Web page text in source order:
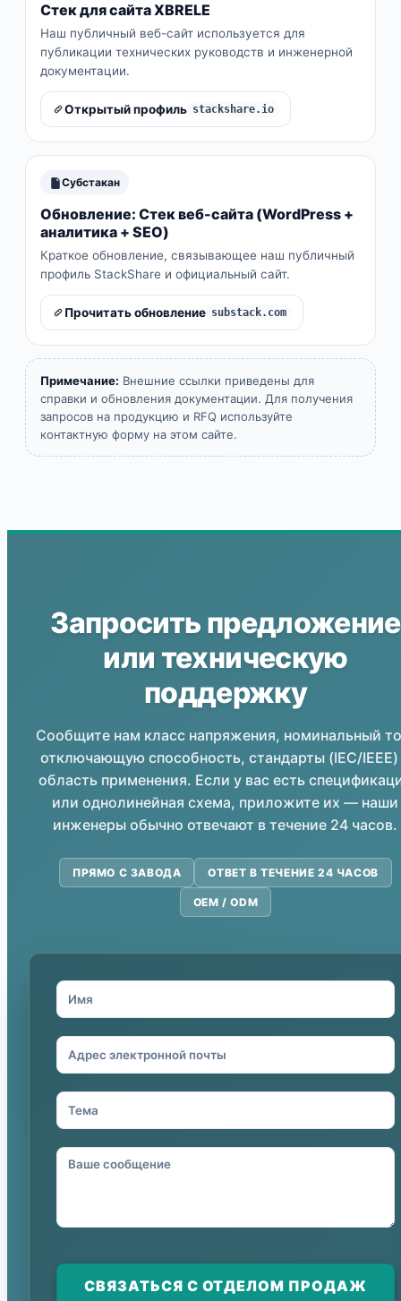
Стек для сайта XBRELE
Наш публичный веб-сайт используется для
публикации технических руководств и инженерной
документации.
Открытый профиль stackshare.io
Субстакан
Обновление: Стек веб-сайта (WordPress +
аналитика + SEO)
Краткое обновление, связывающее наш публичный
профиль StackShare и официальный сайт.
Прочитать обновление substack.com
Примечание: Внешние ссылки приведены для
справки и обновления документации. Для получения
запросов на продукцию и RFQ используйте
контактную форму на этом сайте.
Запросить предложение
или техническую
поддержку
Сообщите нам класс напряжения, номинальный
отключающую способность, стандарты (IEC/
область применения. Если у вас есть
или однолинейная схема, приложите их — наши
инженеры обычно отвечают в течение 24 часов.
ПРЯМО С ЗАВОДА ОТВЕТ В ТЕЧЕНИЕ 24 ЧАСОВ
OEM / ODM
СВЯЗАТЬСЯ С ОТДЕЛОМ ПРОДАЖ